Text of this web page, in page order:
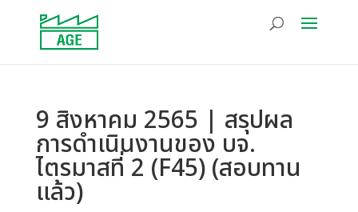
9 สิงหาคม 2565 | สรุปผล
การดำเนินงานของ บจ.
ไตรมาสที่ 2 (F45) (สอบทาน
แล้ว)